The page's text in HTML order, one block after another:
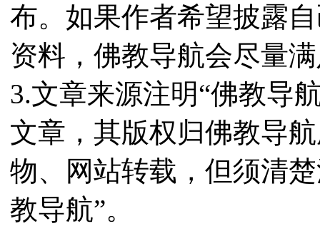
布。如果作者希望披露
资料，佛教导航会尽量
3.文章来源注明“佛教导
文章，其版权归佛教导
物、网站转载，但须清
教导航”。